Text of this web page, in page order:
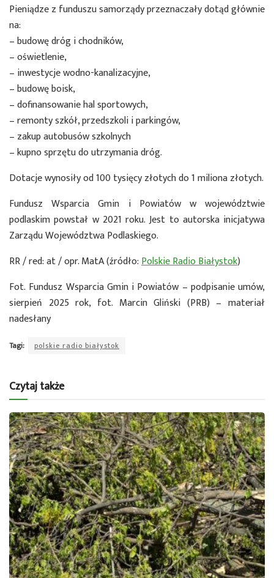
Pieniądze z funduszu samorządy przeznaczały dotąd głównie
na:
– budowę dróg i chodników,
– oświetlenie,
– inwestycje wodno-kanalizacyjne,
– budowę boisk,
– dofinansowanie hal sportowych,
– remonty szkół, przedszkoli i parkingów,
– zakup autobusów szkolnych
– kupno sprzętu do utrzymania dróg.
Dotacje wynosiły od 100 tysięcy złotych do 1 miliona złotych.
Fundusz Wsparcia Gmin i Powiatów w województwie
podlaskim powstał w 2021 roku. Jest to autorska inicjatywa
Zarządu Województwa Podlaskiego.
RR / red: at / opr. MatA (źródło:Polskie Radio Białystok)
Fot. Fundusz Wsparcia Gmin i Powiatów – podpisanie umów,
sierpień 2025 rok, fot. Marcin Gliński (PRB) – materiał
nadesłany
Tagi: polskie radio białystok
Czytaj także